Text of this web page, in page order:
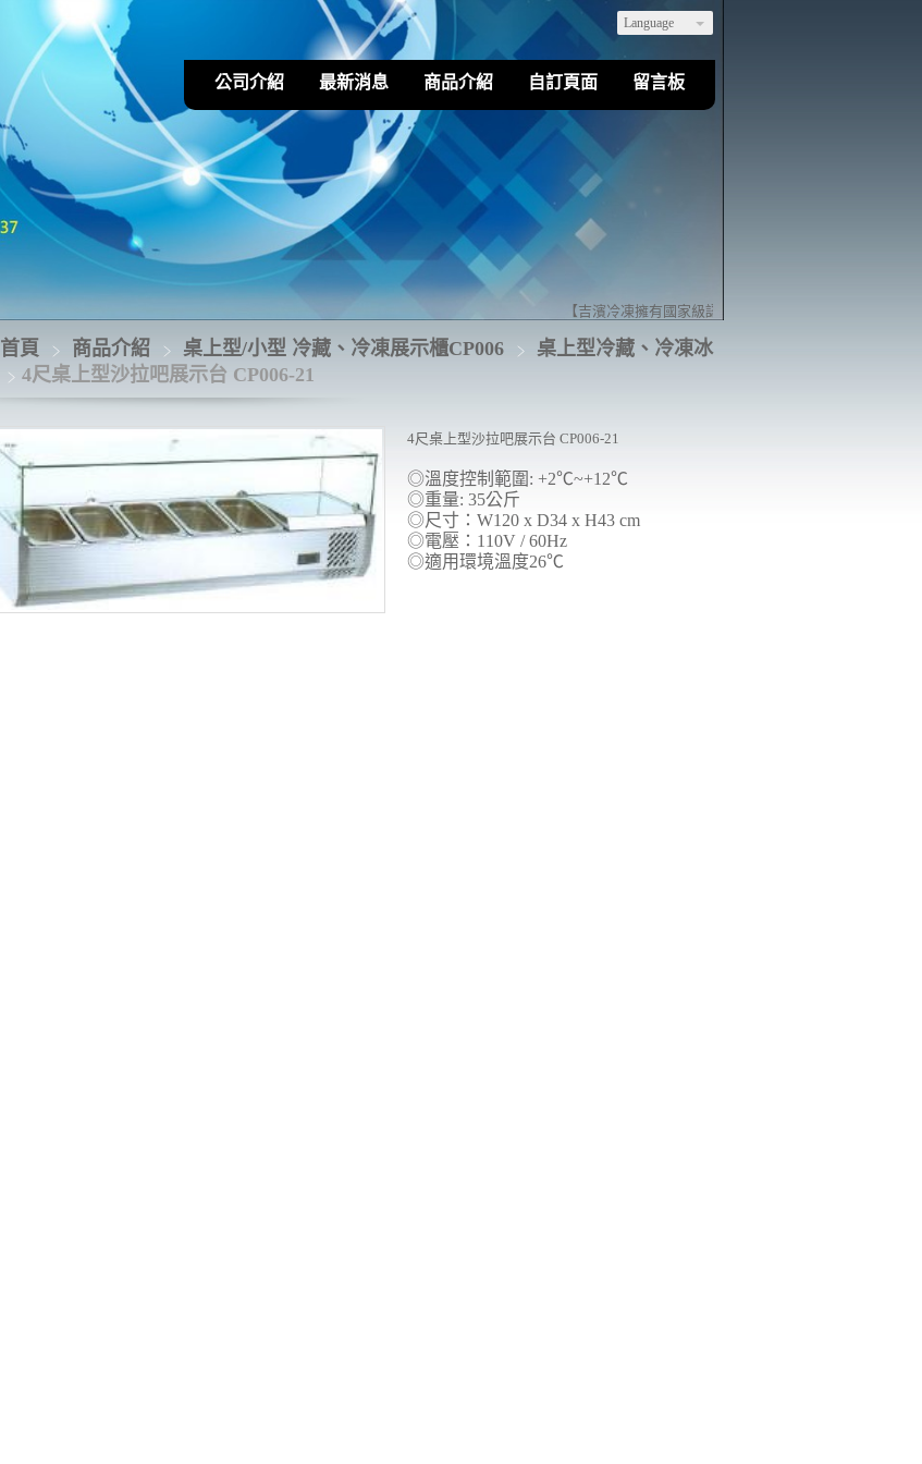
Language
公司介紹 最新消息 商品介紹 自訂頁面 留言板
【吉濱冷凍擁有國家級認證的乙級冷凍空調裝修技術】歡
首頁 商品介紹 桌上型/小型 冷藏、冷凍展示櫃CP006
桌上型冷藏、冷凍冰
4尺桌上型沙拉吧展示台 CP006-21
4尺桌上型沙拉吧展示台 CP006-21
◎溫度控制範圍: +2℃~+12℃
◎重量: 35公斤
◎尺寸：W120 x D34 x H43 cm
◎電壓：110V / 60Hz
◎適用環境溫度26℃